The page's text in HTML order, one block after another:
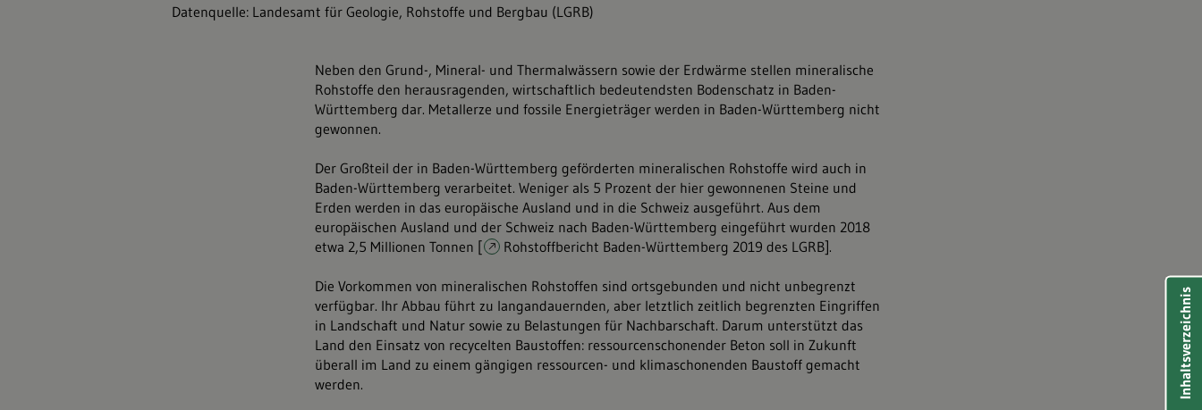
Inhaltsverzeichnis
Datenquelle: Landesamt für Geologie, Rohstoffe und Bergbau (LGRB)
Neben den Grund-, Mineral- und Thermalwässern sowie der Erdwärme stellen mineralische
Rohstoffe den herausragenden, wirtschaftlich bedeutendsten Bodenschatz in Baden-
Württemberg dar. Metallerze und fossile Energieträger werden in Baden-Württemberg nicht
gewonnen.
Der Großteil der in Baden-Württemberg geförderten mineralischen Rohstoffe wird auch in
Baden-Württemberg verarbeitet. Weniger als 5 Prozent der hier gewonnenen Steine und
Erden werden in das europäische Ausland und in die Schweiz ausgeführt. Aus dem
europäischen Ausland und der Schweiz nach Baden-Württemberg eingeführt wurden 2018
etwa 2,5 Millionen Tonnen [
Rohstoffbericht Baden-Württemberg 2019 des LGRB].
Die Vorkommen von mineralischen Rohstoffen sind ortsgebunden und nicht unbegrenzt
verfügbar. Ihr Abbau führt zu langandauernden, aber letztlich zeitlich begrenzten Eingriffen
in Landschaft und Natur sowie zu Belastungen für Nachbarschaft. Darum unterstützt das
Land den Einsatz von recycelten Baustoffen: ressourcenschonender Beton soll in Zukunft
überall im Land zu einem gängigen ressourcen- und klimaschonenden Baustoff gemacht
werden.